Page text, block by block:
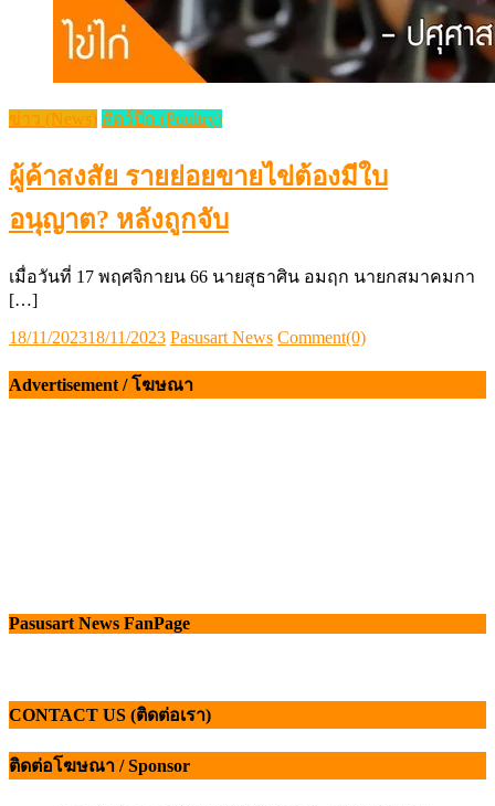
ข่าว (News) สัตว์ปีก (Poultry)
ผู้ค้าสงสัย รายย่อยขายไข่ต้องมีใบ
อนุญาต? หลังถูกจับ
เมื่อวันที่ 17 พฤศจิกายน 66 นายสุธาศิน อมฤก นายกสมาคมกา
[…]
Posted
18/11/202318/11/2023 Author
Pasusart News Comment(0)
Advertisement / โฆษณา
Pasusart News FanPage
CONTACT US (ติดต่อเรา)
ติดต่อโฆษณา / Sponsor